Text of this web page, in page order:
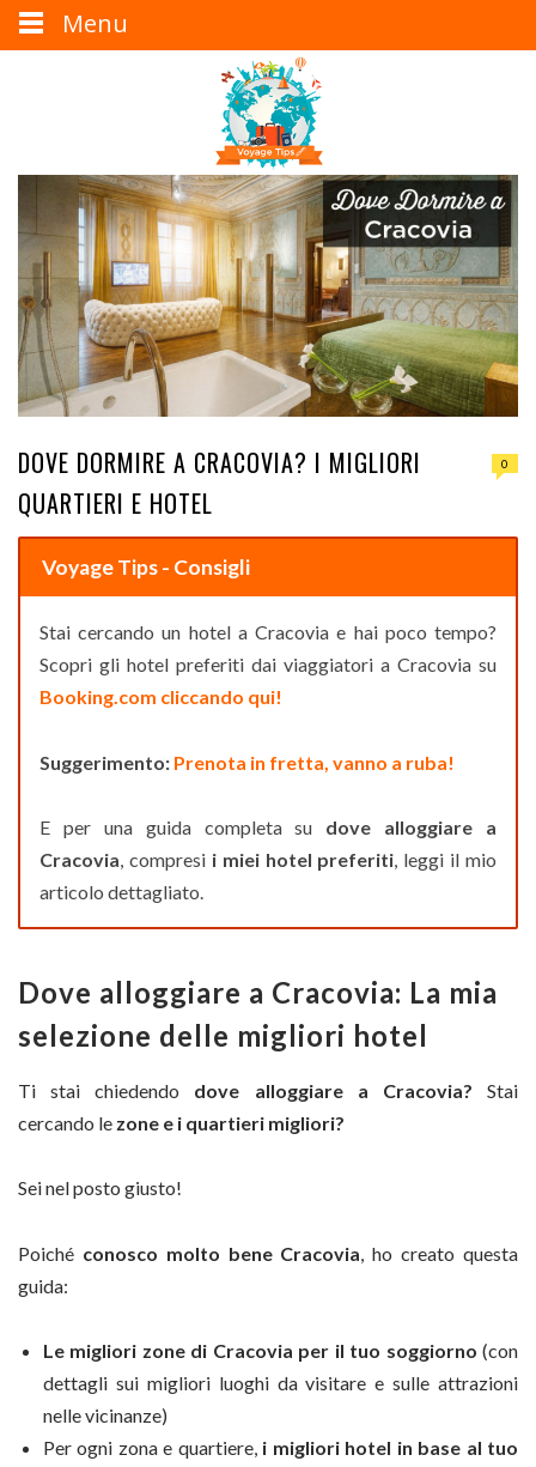
DOVE DORMIRE A CRACOVIA? I MIGLIORI
QUARTIERI E HOTEL
0
Voyage Tips - Consigli
Stai cercando un hotel a Cracovia e hai poco tempo?
Scopri gli hotel preferiti dai viaggiatori a Cracovia su
Booking.com cliccando qui!
Suggerimento: Prenota in fretta, vanno a ruba!
E per una guida completa su dove alloggiare a
Cracovia, compresii miei hotel preferiti, leggi il mio
articolo dettagliato.
Dove alloggiare a Cracovia: La mia
selezione delle migliori hotel
Ti stai chiedendo dove alloggiare a Cracovia? Stai
cercando le zone e i quartieri migliori?
Sei nel posto giusto!
Poiché conosco molto bene Cracovia , ho creato questa
guida:
Le migliori zone di Cracovia per il tuo soggiorno (con
dettagli sui migliori luoghi da visitare e sulle attrazioni
nelle vicinanze)
Per ogni zona e quartiere, i migliori hotel in base al tuo
Menu